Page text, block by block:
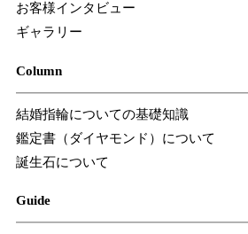
お客様インタビュー
ギャラリー
Column
結婚指輪についての基礎知識
鑑定書（ダイヤモンド）について
誕生石について
Guide